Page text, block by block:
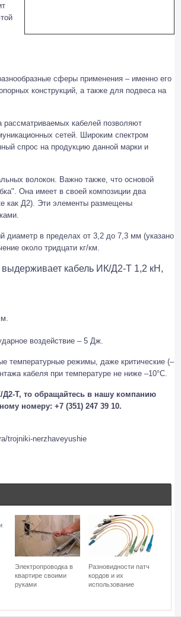
сферы применения – именно его
конструкций, а также для подвеса на
кабелей позволяют
сетей. Широким спектром
спрос на продукцию данной марки и
волокон. Важно также, что основой
Она имеет в своей композиции два
как Д2). Эти элементы размещены
диаметр в пределах от 3,2 до 7,3 мм (указано
около тридцати кг/км.
выдерживает кабель ИК/Д2-Т 1,2 кН,
воздействие – 5 Дж.
температурные режимы, даже критические (–
кабеля при температуре не ниже –10°С.
Д2-Т, то обращайтесь в нашу компанию
номеру: +7 (351) 247 39 10.
trojniki-nerzhaveyushie
Электропроводка в
квартире своими
руками
Разновидности патч
кордов и их
использование